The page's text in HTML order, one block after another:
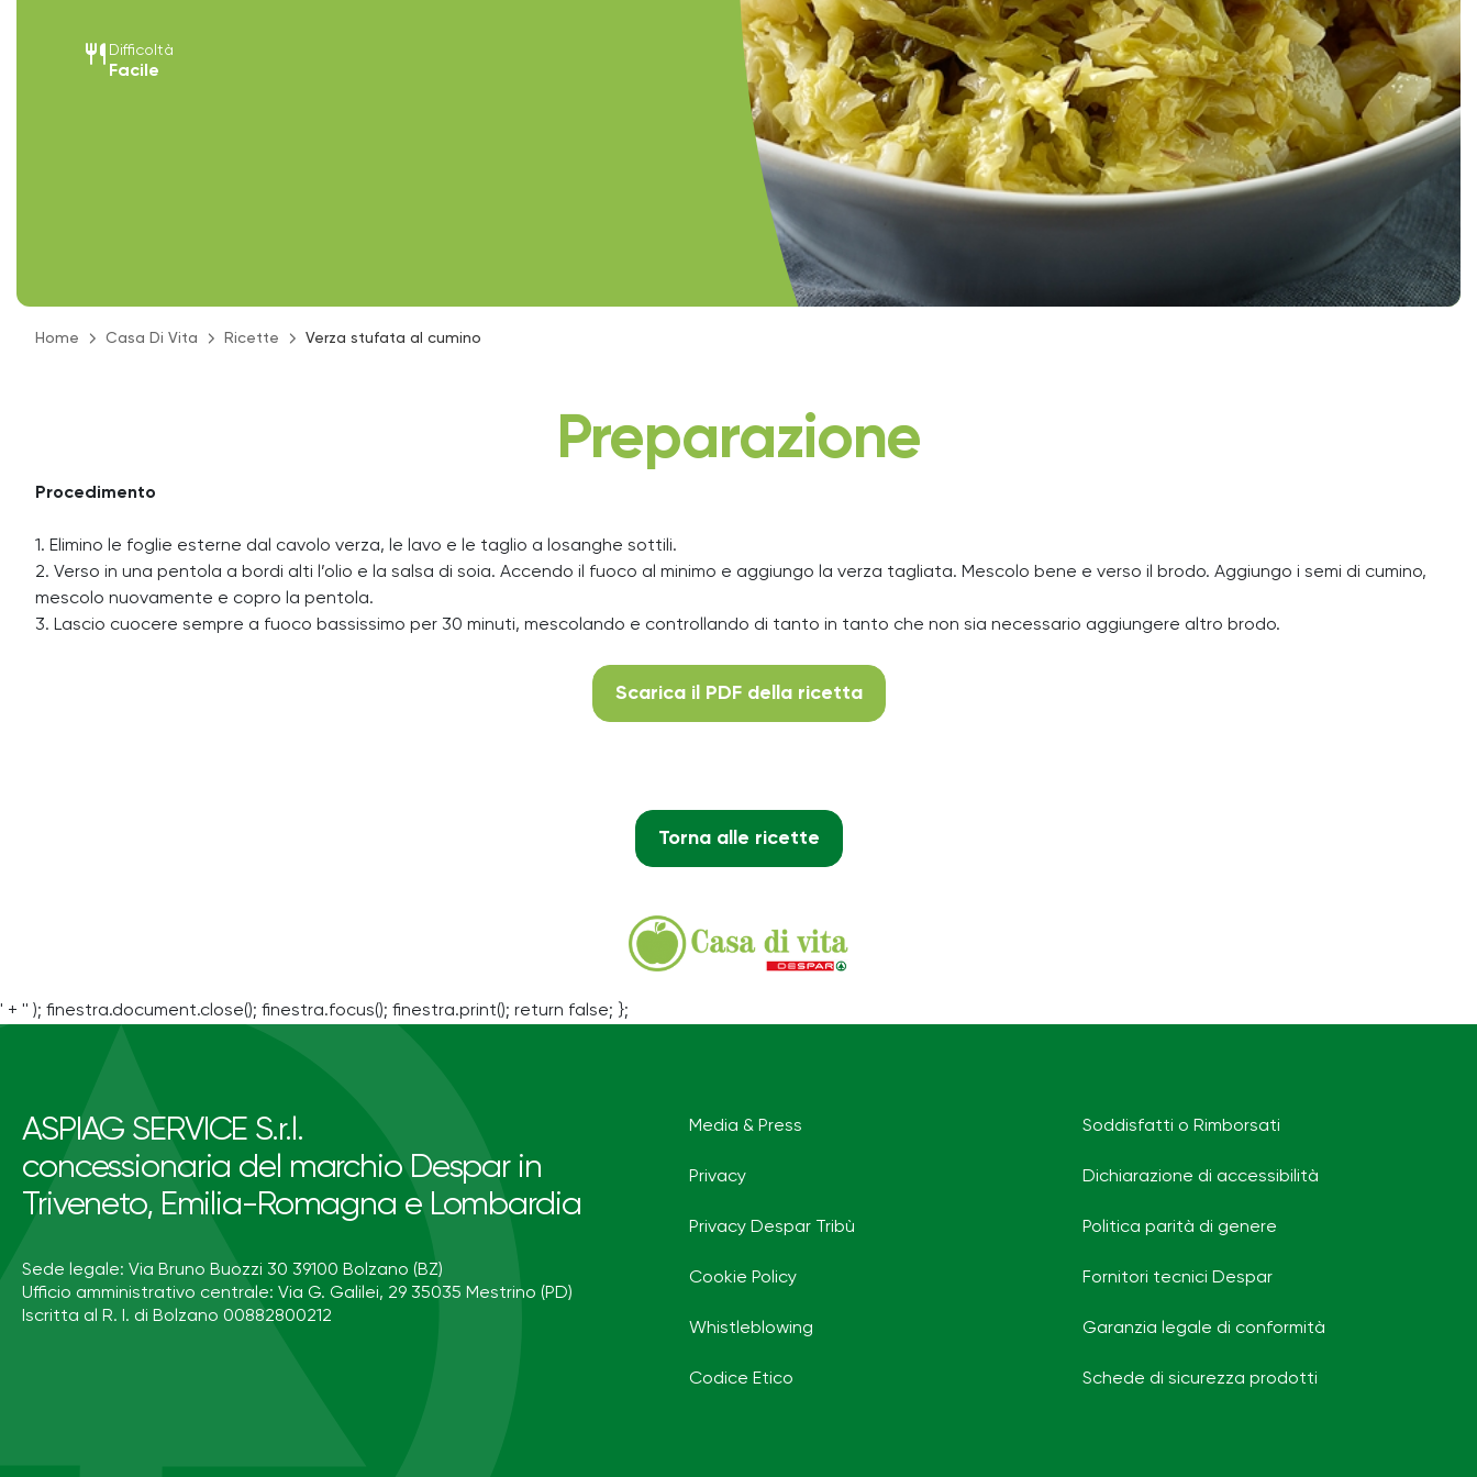
restaurant Difficoltà
Facile
Home Casa Di Vita Ricette Verza stufata al cumino
Preparazione
Procedimento
1. Elimino le foglie esterne dal cavolo verza, le lavo e le taglio a losanghe sottili.
2. Verso in una pentola a bordi alti l’olio e la salsa di soia. Accendo il fuoco al minimo e aggiungo la verza tagliata. Mescolo bene e verso il brodo. Aggiungo i semi di cumino,
mescolo nuovamente e copro la pentola.
3. Lascio cuocere sempre a fuoco bassissimo per 30 minuti, mescolando e controllando di tanto in tanto che non sia necessario aggiungere altro brodo.
Scarica il PDF della ricetta
Torna alle ricette
' + '' ); finestra.document.close(); finestra.focus(); finestra.print(); return false; };
ASPIAG SERVICE S.r.l.
concessionaria del marchio Despar in
Triveneto, Emilia-Romagna e Lombardia
Sede legale: Via Bruno Buozzi 30 39100 Bolzano (BZ)
Ufficio amministrativo centrale: Via G. Galilei, 29 35035 Mestrino (PD)
Iscritta al R. I. di Bolzano 00882800212
Media & Press
Privacy
Privacy Despar Tribù
Cookie Policy
Whistleblowing
Codice Etico
Soddisfatti o Rimborsati
Dichiarazione di accessibilità
Politica parità di genere
Fornitori tecnici Despar
Garanzia legale di conformità
Schede di sicurezza prodotti